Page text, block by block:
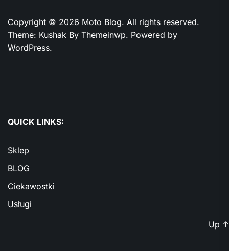
Copyright © 2026 Moto Blog. All rights reserved.
Theme: Kushak By Themeinwp. Powered by
WordPress.
QUICK LINKS:
Sklep
BLOG
Ciekawostki
Usługi
Up ↑